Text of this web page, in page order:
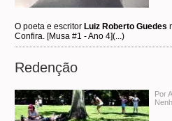
O poeta e escritor Luiz Roberto Guedes
Confira. [Musa #1 - Ano 4](...)
Redenção
Por